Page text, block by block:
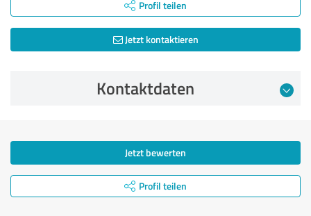
Profil teilen
Jetzt kontaktieren
Kontaktdaten
Jetzt bewerten
Profil teilen